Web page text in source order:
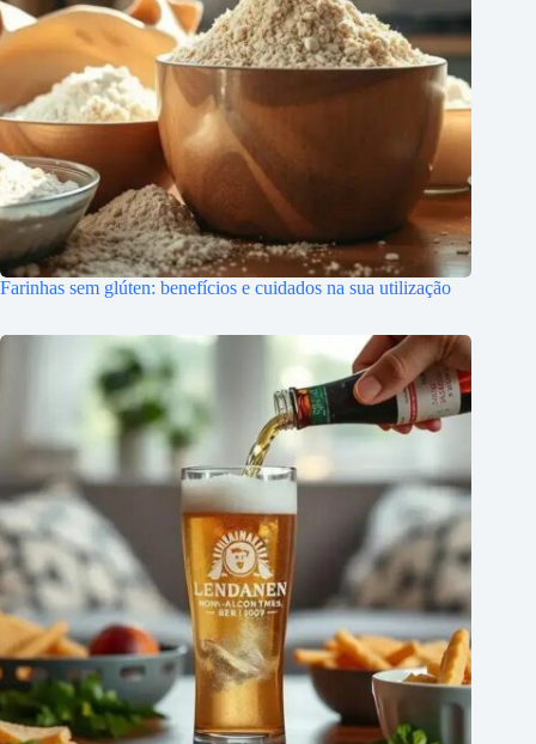
Farinhas sem glúten: benefícios e cuidados na sua utilização